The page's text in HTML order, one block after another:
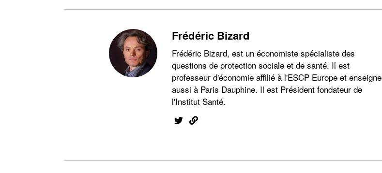
Frédéric Bizard
Frédéric Bizard, est un économiste spécialiste des
questions de protection sociale et de santé. Il est
professeur d'économie affilié à l'ESCP Europe et enseigne
aussi à Paris Dauphine. Il est Président fondateur de
l'Institut Santé.